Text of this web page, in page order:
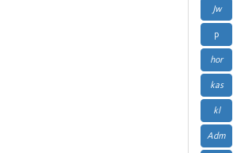
Jw
p
hor
kas
kl
Adm